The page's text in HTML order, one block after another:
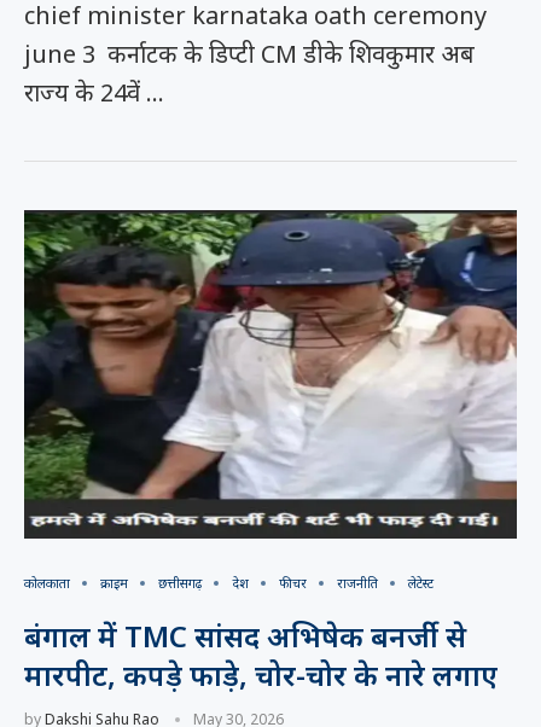
chief minister karnataka oath ceremony
june 3 कर्नाटक के डिप्टी CM डीके शिवकुमार अब
राज्य के 24वें …
कोलकाता क्राइम छत्तीसगढ़ देश फीचर राजनीति लेटेस्ट
बंगाल में TMC सांसद अभिषेक बनर्जी से
मारपीट, कपड़े फाड़े, चोर-चोर के नारे लगाए
byDakshi Sahu Rao May 30, 2026